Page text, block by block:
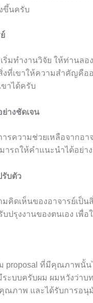
ขึ้นครับ
ริ่มทำงานวิจัย ให้ท่านล
งที่เขาให้ความสำคัญคือ
าได้ครับ
างชัดเจน
ารความช่วยเหลือจากอ
มารถให้คำแนะนำได้อย่า
รับตัว
มคิดเห็นของอาจารย์เป็
บปรุงงานของตนเอง เพื่
proposal ที่มีคุณภาพนั้น
ระบบครับผม ผมหวังว่า
ณภาพ และได้รับการอนุ